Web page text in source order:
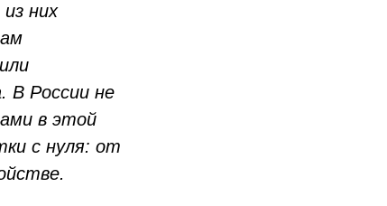
них
В России не
в этой
с нуля: от